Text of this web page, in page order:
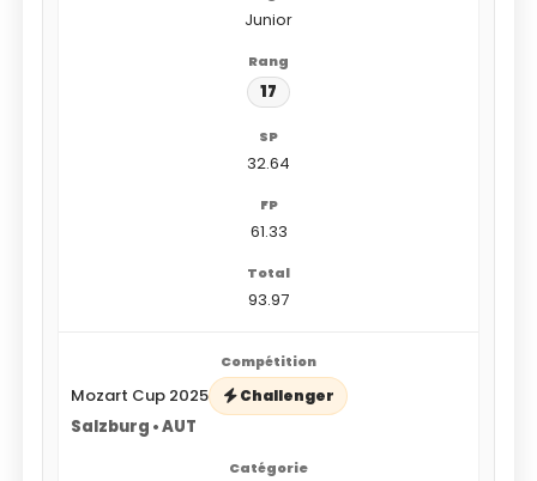
Junior
17
32.64
61.33
93.97
Mozart Cup 2025 Challenger
Salzburg • AUT